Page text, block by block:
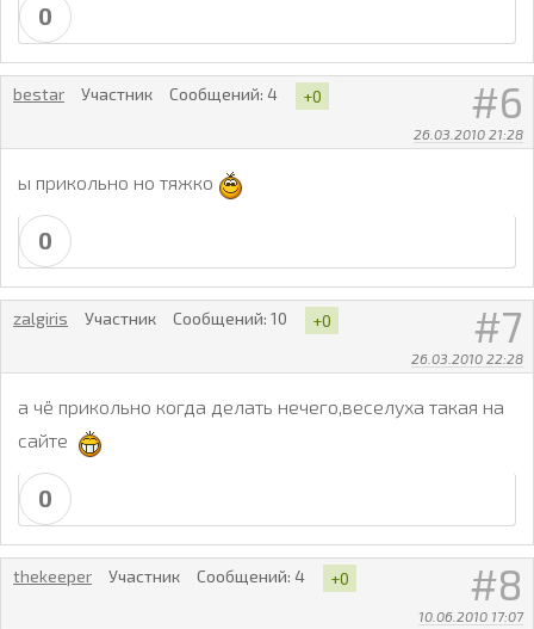
0
6
26.03.2010 21:28
bestar Участник Сообщений: 4 +0
ы прикольно но тяжко
0
7
26.03.2010 22:28
zalgiris Участник Сообщений: 10 +0
а чё прикольно когда делать нечего,веселуха такая на
сайте
0
8
10.06.2010 17:07
thekeeper Участник Сообщений: 4 +0